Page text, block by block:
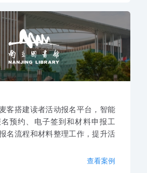
客搭建读者活动报名平台，智能
预约、电子签到和材料申报工
名流程和材料整理工作，提升活
查看案例